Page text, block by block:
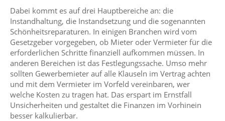
Dabei kommt es auf drei Hauptbereiche an: die
Instandhaltung, die Instandsetzung und die sogenannten
Schönheitsreparaturen. In einigen Branchen wird vom
Gesetzgeber vorgegeben, ob Mieter oder Vermieter für die
erforderlichen Schritte finanziell aufkommen müssen. In
anderen Bereichen ist das Festlegungssache. Umso mehr
sollten Gewerbemieter auf alle Klauseln im Vertrag achten
und mit dem Vermieter im Vorfeld vereinbaren, wer
welche Kosten zu tragen hat. Das erspart im Ernstfall
Unsicherheiten und gestaltet die Finanzen im Vorhinein
besser kalkulierbar.